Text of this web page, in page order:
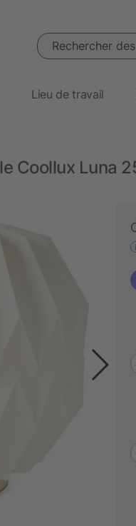
Rechercher des
Lieu de travail
Coollux Luna